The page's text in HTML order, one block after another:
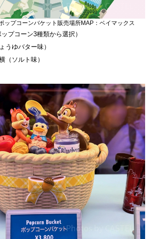
ップコーンバケット販売場所MAP：ベイマックス
プコーン3種類から選択）
うゆバター味）
（ソルト味）